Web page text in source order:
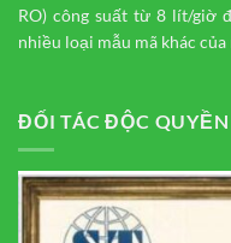
RO) công suất từ 8 lít/giờ
nhiều loại mẫu mã khác của
ĐỐI TÁC ĐỘC QUYỀN